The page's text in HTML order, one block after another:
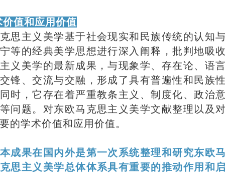
值和应用价值
思主义美学基于社会现实和民族传统的认知
等的经典美学思想进行深入阐释，批判地吸
义美学的最新成果，与现象学、存在论、语
锋、交流与交融，形成了具有普遍性和民族
时，它存在着严重教条主义、制度化、政治
问题。对东欧马克思主义美学文献整理以及
的学术价值和应用价值。
成果在国内外是第一次系统整理和研究东欧
思主义美学总体体系具有重要的推动作用和